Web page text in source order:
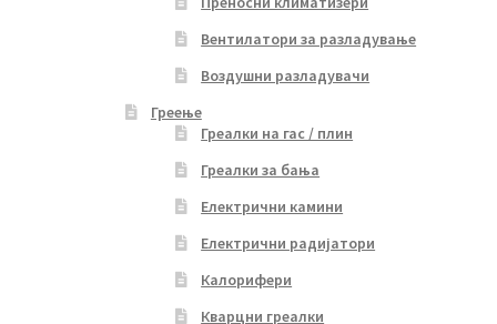
Вентилатори за разладување
Воздушни разладувачи
Греење
Греалки на гас / плин
Греалки за бања
Електрични камини
Електрични радијатори
Калорифери
Кварцни греалки